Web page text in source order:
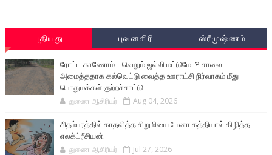
புதியது புவனகிரி ஸ்ரீமுஷ்ணம்
ரோட்ட காணோம்... வெறும் ஜல்லி மட்டுமே..? சாலை
அமைத்ததாக கல்வெட்டு வைத்த ஊராட்சி நிர்வாகம் மீது
பொதுமக்கள் குற்றச்சாட்டு.
துணை ஆசிரியர் Aug 04, 2026
சிதம்பரத்தில் காதலித்த சிறுமியை பேனா கத்தியால் கிழித்த
எலக்ட்ரீசியன்.
துணை ஆசிரியர் Jul 27, 2026